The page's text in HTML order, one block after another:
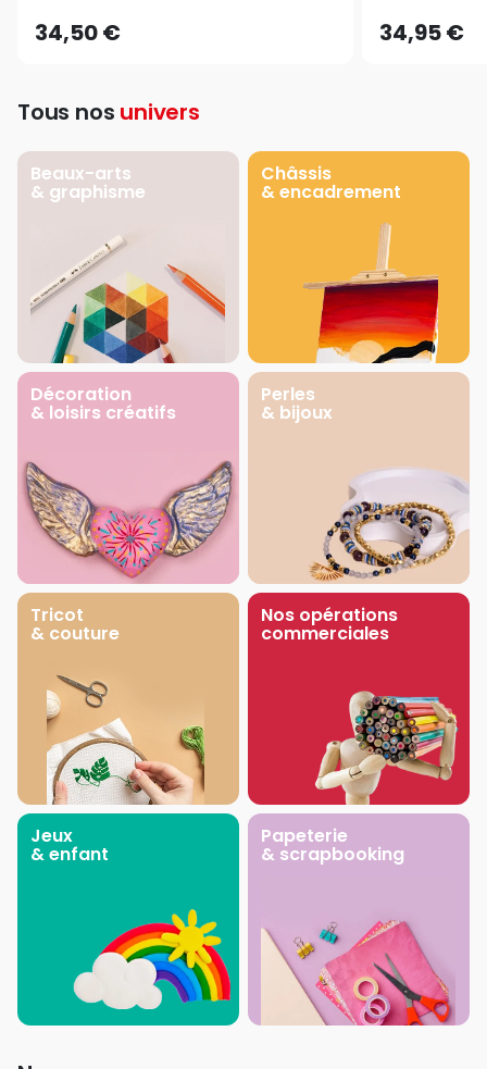
34,50 € 34,95 €
Tous nos univers
Beaux-arts
& graphisme
Châssis
& encadrement
Décoration
& loisirs créatifs
Perles
& bijoux
Tricot
& couture
Nos opérations
commerciales
Jeux
& enfant
Papeterie
& scrapbooking